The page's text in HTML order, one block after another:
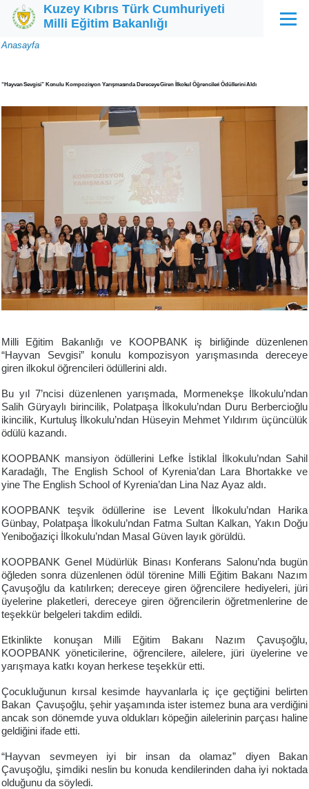
Ana içeriğe atla
Kuzey Kıbrıs Türk Cumhuriyeti
Milli Eğitim Bakanlığı
Menü
Sayfa
Anasayfa
“Hayvan Sevgisi” Konulu Kompozisyon Yarışmasında Dereceye Giren İlkokul Öğrencileri Ödüllerini Aldı
Milli Eğitim Bakanlığı ve KOOPBANK iş birliğinde düzenlenen
“Hayvan Sevgisi” konulu kompozisyon yarışmasında dereceye
giren ilkokul öğrencileri ödüllerini aldı.
Bu yıl 7’ncisi düzenlenen yarışmada, Mormenekşe İlkokulu’ndan
Salih Güryaylı birincilik, Polatpaşa İlkokulu’ndan Duru Berbercioğlu
ikincilik, Kurtuluş İlkokulu’ndan Hüseyin Mehmet Yıldırım üçüncülük
ödülü kazandı.
KOOPBANK mansiyon ödüllerini Lefke İstiklal İlkokulu’ndan Sahil
Karadağlı, The English School of Kyrenia’dan Lara Bhortakke ve
yine The English School of Kyrenia’dan Lina Naz Ayaz aldı.
KOOPBANK teşvik ödüllerine ise Levent İlkokulu’ndan Harika
Günbay, Polatpaşa İlkokulu’ndan Fatma Sultan Kalkan, Yakın Doğu
Yeniboğaziçi İlkokulu’ndan Masal Güven layık görüldü.
KOOPBANK Genel Müdürlük Binası Konferans Salonu’nda bugün
öğleden sonra düzenlenen ödül törenine Milli Eğitim Bakanı Nazım
Çavuşoğlu da katılırken; dereceye giren öğrencilere hediyeleri, jüri
üyelerine plaketleri, dereceye giren öğrencilerin öğretmenlerine de
teşekkür belgeleri takdim edildi.
Etkinlikte konuşan Milli Eğitim Bakanı Nazım Çavuşoğlu,
KOOPBANK yöneticilerine, öğrencilere, ailelere, jüri üyelerine ve
yarışmaya katkı koyan herkese teşekkür etti.
Çocukluğunun kırsal kesimde hayvanlarla iç içe geçtiğini belirten
Bakan Çavuşoğlu, şehir yaşamında ister istemez buna ara verdiğini
ancak son dönemde yuva oldukları köpeğin ailelerinin parçası haline
geldiğini ifade etti.
“Hayvan sevmeyen iyi bir insan da olamaz” diyen Bakan
Çavuşoğlu, şimdiki neslin bu konuda kendilerinden daha iyi noktada
olduğunu da söyledi.